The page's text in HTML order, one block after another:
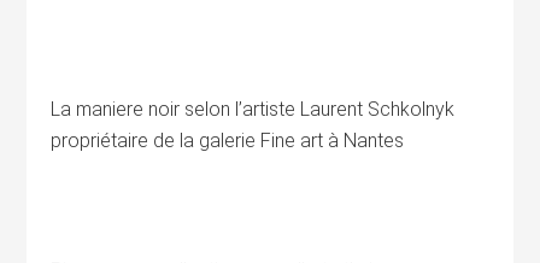
La maniere noir selon l’artiste Laurent Schkolnyk
propriétaire de la galerie Fine art à Nantes